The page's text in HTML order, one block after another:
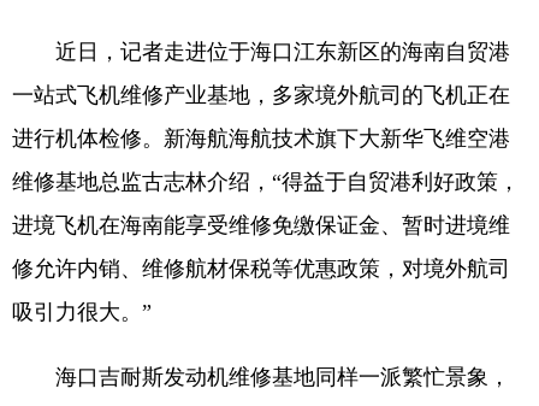
近日，记者走进位于海口江东新区的海南自贸港
一站式飞机维修产业基地，多家境外航司的飞机正在
进行机体检修。新海航海航技术旗下大新华飞维空港
维修基地总监古志林介绍，“得益于自贸港利好政策，
进境飞机在海南能享受维修免缴保证金、暂时进境维
修允许内销、维修航材保税等优惠政策，对境外航司
吸引力很大。”
海口吉耐斯发动机维修基地同样一派繁忙景象，